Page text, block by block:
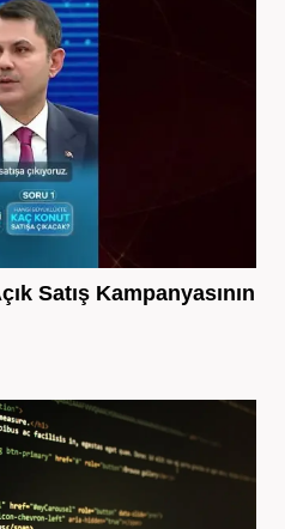
Satış Kampanyasının